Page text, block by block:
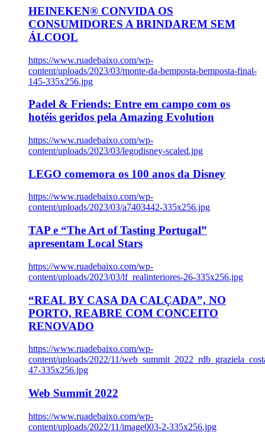
HEINEKEN® CONVIDA OS
CONSUMIDORES A BRINDAREM SEM
ÁLCOOL
https://www.ruadebaixo.com/wp-
content/uploads/2023/03/monte-da-bemposta-bemposta-final-
145-335x256.jpg
Padel & Friends: Entre em campo com os
hotéis geridos pela Amazing Evolution
https://www.ruadebaixo.com/wp-
content/uploads/2023/03/legodisney-scaled.jpg
LEGO comemora os 100 anos da Disney
https://www.ruadebaixo.com/wp-
content/uploads/2023/03/a7403442-335x256.jpg
TAP e “The Art of Tasting Portugal”
apresentam Local Stars
https://www.ruadebaixo.com/wp-
content/uploads/2023/03/lf_realinteriores-26-335x256.jpg
“REAL BY CASA DA CALÇADA”, NO
PORTO, REABRE COM CONCEITO
RENOVADO
https://www.ruadebaixo.com/wp-
content/uploads/2022/11/
47-335x256.jpg
Web Summit 2022
https://www.ruadebaixo.com/wp-
content/uploads/2022/11/image003-2-335x256.jpg